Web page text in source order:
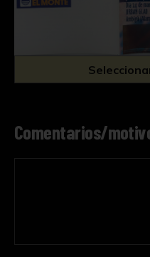
Comentarios/